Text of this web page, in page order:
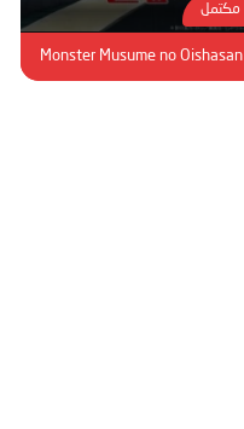
مكتمل
Monster Musume no Oishasan